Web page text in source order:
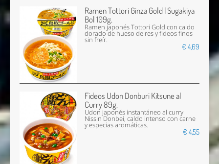
Ramen Tottori Ginza Gold | Sugakiya
Bol 109g.
Ramen japonés Tottori Gold con caldo
dorado de hueso de res y fideos finos
sin freír.
€ 4,69
Fideos Udon Donburi Kitsune al
Curry 89g.
Udon japonés instantáneo al curry
Nissin Donbei, caldo intenso con carne
y especias aromáticas.
€ 4,55